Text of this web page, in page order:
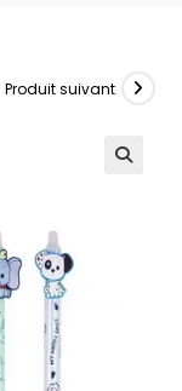
Produit suivant